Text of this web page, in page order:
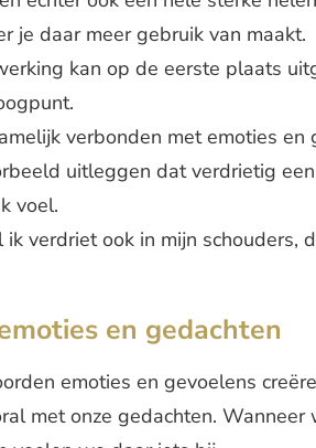
je daar meer gebruik van maakt.
kan op de eerste plaats
verbonden met emoties en
uitleggen dat verdrietig
voel.
ik verdriet ook in mijn schouders,
en gedachten
emoties en gevoelens
met onze gedachten.